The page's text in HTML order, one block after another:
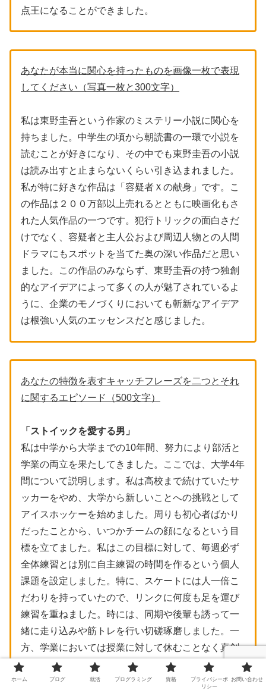
点王になることができました。
あなたが本当に関心を持ったものを画像一枚で表現
してください（写真一枚と300文字）
私は東野圭吾という作家のミステリー小説に関心を
持ちました。中学生の頃から朝読書の一環で小説を
読むことが好きになり、その中でも東野圭吾の小説
は読み出すと止まらないくらい引き込まれました。
私が特に好きな作品は「容疑者Ｘの献身」です。こ
の作品は２００万部以上売れるとともに映画化もさ
れた人気作品の一つです。犯行トリックの面白さだ
けでなく、容疑者と主人公および周辺人物との人間
ドラマにもスポットを当てた奥の深い作品だと思い
ました。この作品のみならず、東野圭吾の持つ独創
的なアイデアによって多くの人が魅了されているよ
うに、企業のモノづくりにおいても斬新なアイデア
は根強い人気のエッセンスだと感じました。
あなたの特徴を表すキャッチフレーズを二つとそれ
に関するエピソード（500文字）
「ストイックを愛する男」
私は中学から大学までの10年間、努力により部活と
学業の両立を果たしてきました。ここでは、大学4年
間について説明します。私は高校まで続けていたサ
ッカーをやめ、大学から新しいことへの挑戦として
アイスホッケーを始めました。周りも初心者ばかり
だったことから、いつかチームの顔になるという目
標を立てました。私はこの目標に対して、毎週必ず
全体練習とは別に自主練習の時間を作るという個人
課題を設定しました。特に、スケートには人一倍こ
だわりを持っていたので、リンクに何度も足を運び
練習を重ねました。時には、同期や後輩も誘って一
緒に走り込みや筋トレを行い切磋琢磨しました。一
方、学業においては授業に対して休むことなく真剣
に向き合い、板書はすべてノートに記録することを
心掛けました。テスト前になると、毎回友人ととも
ホーム ブログ 就活 プログラミング 資格
プライバシーポ
リシー
お問い合わせ